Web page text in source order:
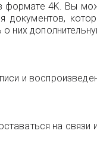
4K. Вы
документов,
о них
и
на связи